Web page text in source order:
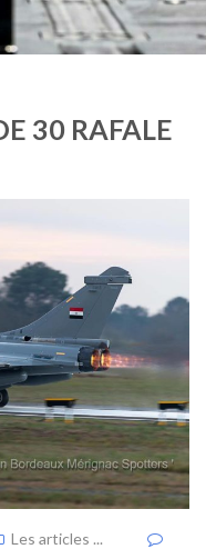
30 RAFALE
Les articles ...